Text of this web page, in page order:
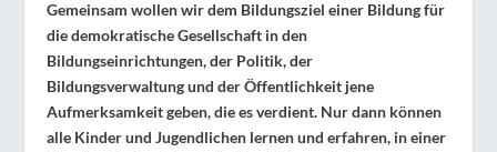
Gemeinsam wollen wir dem Bildungsziel einer Bildung für
die demokratische Gesellschaft in den
Bildungseinrichtungen, der Politik, der
Bildungsverwaltung und der Öffentlichkeit jene
Aufmerksamkeit geben, die es verdient. Nur dann können
alle Kinder und Jugendlichen lernen und erfahren, in einer